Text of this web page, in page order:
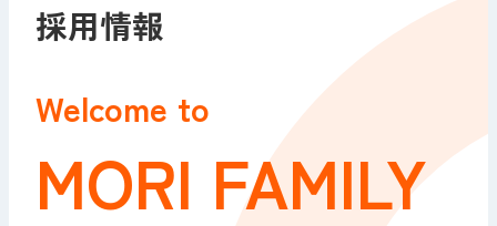
採用情報
Welcome to
MORI FAMILY